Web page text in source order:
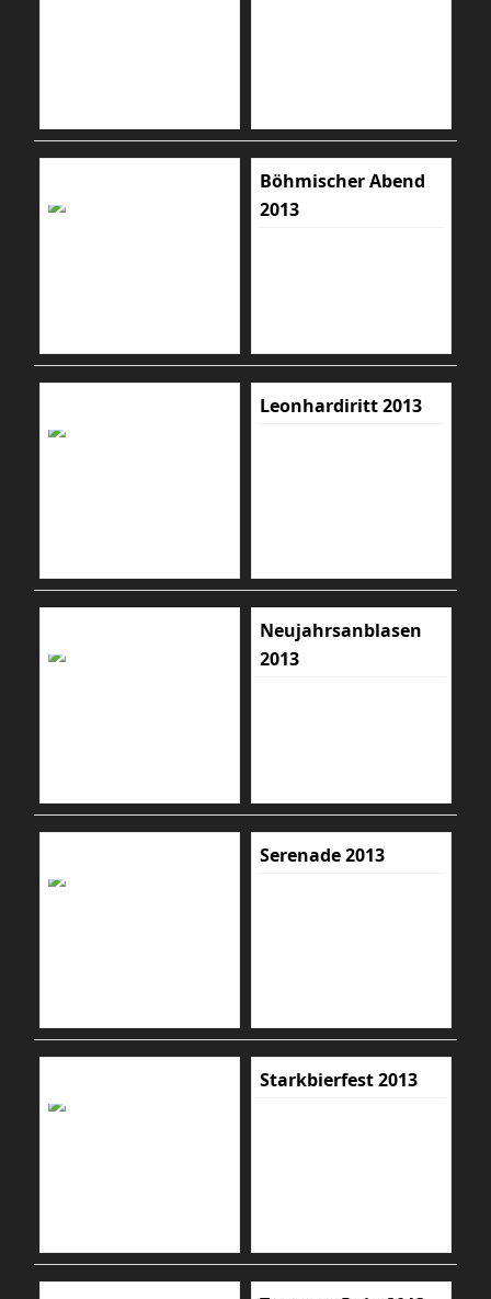
Böhmischer Abend
2013
Leonhardiritt 2013
Neujahrsanblasen
2013
Serenade 2013
Starkbierfest 2013